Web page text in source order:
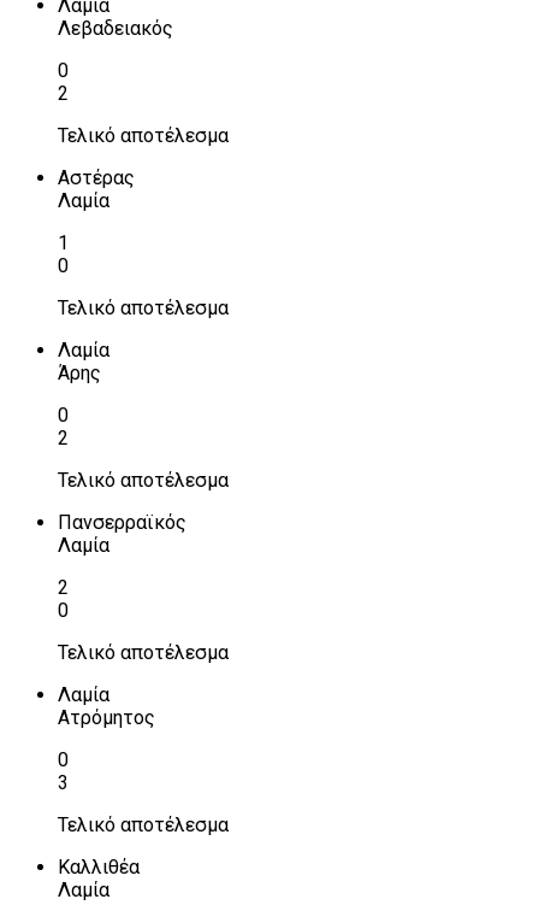
Λαμία
Λεβαδειακός
0
2
Τελικό αποτέλεσμα
Αστέρας
Λαμία
1
0
Τελικό αποτέλεσμα
Λαμία
Άρης
0
2
Τελικό αποτέλεσμα
Πανσερραϊκός
Λαμία
2
0
Τελικό αποτέλεσμα
Λαμία
Ατρόμητος
0
3
Τελικό αποτέλεσμα
Καλλιθέα
Λαμία